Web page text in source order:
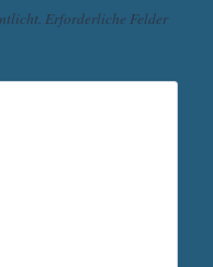
Erforderliche Felder